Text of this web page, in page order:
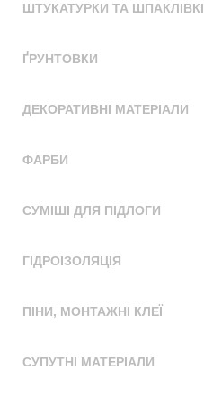
ШТУКАТУРКИ ТА ШПАКЛІВКІ
ҐРУНТОВКИ
ДЕКОРАТИВНІ МАТЕРІАЛИ
ФАРБИ
СУМІШІ ДЛЯ ПІДЛОГИ
ГІДРОІЗОЛЯЦІЯ
ПІНИ, МОНТАЖНІ КЛЕЇ
СУПУТНІ МАТЕРІАЛИ